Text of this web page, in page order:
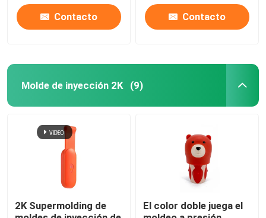
Contacto Contacto
Molde de inyección 2K (9)
2K Supermolding de
El color doble juega el